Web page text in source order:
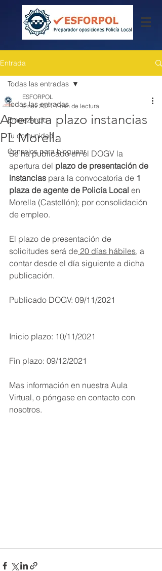
Entrada
Todas las entradas
Empezando
Tu comunidad
Consejos para bloguear
Todas las entradas
Apertura plazo instancias
PL Morella
ESFORPOL
9 nov 2021 1 min de lectura
Se ha publicado en el DOGV la
apertura del plazo de presentación de
instancias para la convocatoria de 1
plaza de agente de Policía Local en
Morella (Castellón); por consolidación
de empleo.
El plazo de presentación de
solicitudes será de 20 días hábiles, a
contar desde el día siguiente a dicha
publicación.
Publicado DOGV: 09/11/2021
Inicio plazo: 10/11/2021
Fin plazo: 09/12/2021
Mas información en nuestra Aula
Virtual, o póngase en contacto con
nosotros.